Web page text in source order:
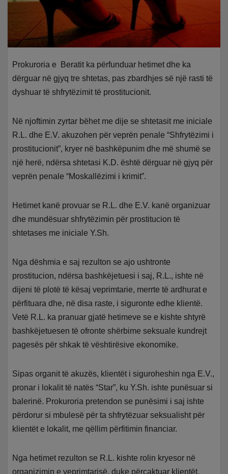
Prokuroria e Beratit ka përfunduar hetimet dhe ka
dërguar në gjyq tre shtetas, pas zbardhjes së një rasti të
dyshuar të shfrytëzimit të prostitucionit.
Në njoftimin zyrtar bëhet me dije se shtetasit me iniciale
R.L. dhe E.V. akuzohen për veprën penale “Shfrytëzimi i
prostitucionit”, kryer në bashkëpunim dhe më shumë se
një herë, ndërsa shtetasi K.D. është dërguar në gjyq për
veprën penale “Moskallëzimi i krimit”.
Hetimet kanë provuar se R.L. dhe E.V. kanë organizuar
dhe mundësuar shfrytëzimin për prostitucion të
shtetases me iniciale Y.Sh.
Nga dëshmia e saj rezulton se ajo ushtronte
prostitucion, ndërsa bashkëjetuesi i saj, R.L., ishte në
dijeni të plotë të kësaj veprimtarie, merrte të ardhurat e
përfituara dhe, në disa raste, i siguronte edhe klientë.
Vetë R.L. ka pranuar gjatë hetimeve se e kishte shtyrë
bashkëjetuesen të ofronte shërbime seksuale kundrejt
pagesës për shkak të vështirësive ekonomike.
Sipas organit të akuzës, klientët i siguroheshin nga E.V.,
pronar i lokalit të natës “Star”, ku Y.Sh. ishte punësuar si
balerinë. Prokuroria pretendon se punësimi i saj ishte
përdorur si mbulesë për ta shfrytëzuar seksualisht për
klientët e lokalit, me qëllim përfitimin financiar.
Nga hetimet rezulton se R.L. kishte rolin kryesor në
organizimin e veprimtarisë, duke përcaktuar klientët,